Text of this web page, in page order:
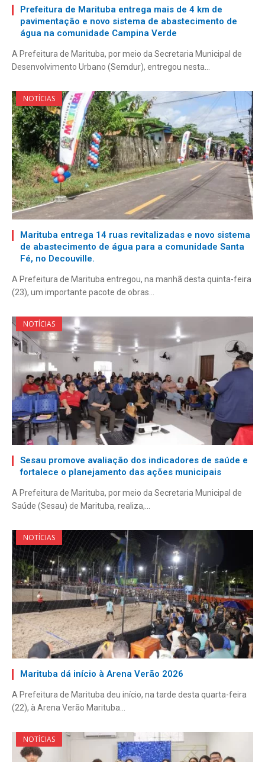
Prefeitura de Marituba entrega mais de 4 km de
pavimentação e novo sistema de abastecimento de
água na comunidade Campina Verde
A Prefeitura de Marituba, por meio da Secretaria Municipal de
Desenvolvimento Urbano (Semdur), entregou nesta…
NOTÍCIAS
Marituba entrega 14 ruas revitalizadas e novo sistema
de abastecimento de água para a comunidade Santa
Fé, no Decouville.
A Prefeitura de Marituba entregou, na manhã desta quinta-feira
(23), um importante pacote de obras…
NOTÍCIAS
Sesau promove avaliação dos indicadores de saúde e
fortalece o planejamento das ações municipais
A Prefeitura de Marituba, por meio da Secretaria Municipal de
Saúde (Sesau) de Marituba, realiza,…
NOTÍCIAS
Marituba dá início à Arena Verão 2026
A Prefeitura de Marituba deu início, na tarde desta quarta-feira
(22), à Arena Verão Marituba…
NOTÍCIAS